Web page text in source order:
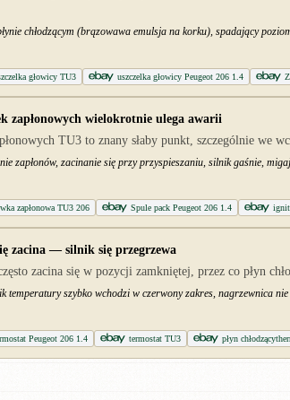
chłodzącym (brązowawa emulsja na korku), spadający
głowicy TU3 uszczelka głowicy Peugeot 206 1.4
zapłonowych wielokrotnie ulega awarii
TU3 to znany słaby punkt, szczególnie we
zapłonów, zacinanie się przy przyspieszaniu, silnik gaśnie,
zapłonowa TU3 206 Spule pack Peugeot 206 1.4
zacina — silnik się przegrzewa
zacina się w pozycji zamkniętej, przez co płyn
temperatury szybko wchodzi w czerwony zakres, nagrzewnica
Peugeot 206 1.4 termostat TU3 płyn